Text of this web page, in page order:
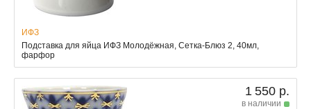
ИФЗ
Подставка для яйца ИФЗ Молодёжная, Сетка-Блюз 2, 40мл,
фарфор
1 550 р.
в наличии